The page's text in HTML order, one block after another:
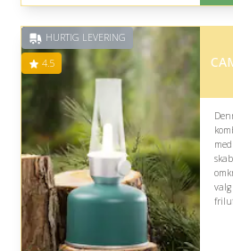
HURTIG LEVERING
4.5